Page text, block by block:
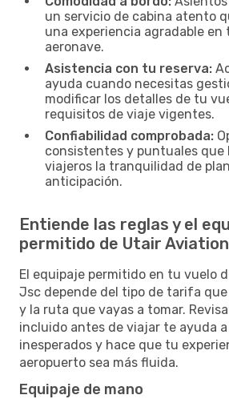
un servicio de cabina atento
una experiencia agradable en
aeronave.
Asistencia con tu reserva:
ayuda cuando necesitas
modificar los detalles de tu
requisitos de viaje vigentes.
Confiabilidad comprobada:
consistentes y puntuales que
viajeros la tranquilidad de
anticipación.
Entiende las reglas y el
permitido de Utair
El equipaje permitido en tu vuelo
Jsc depende del tipo de tarifa
y la ruta que vayas a tomar.
incluido antes de viajar te ayuda
inesperados y hace que tu
aeropuerto sea más fluida.
Equipaje de mano